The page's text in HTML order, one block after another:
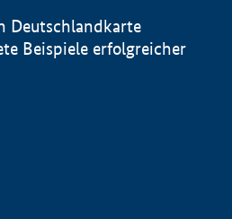
Deutschlandkarte
Beispiele erfolgreicher